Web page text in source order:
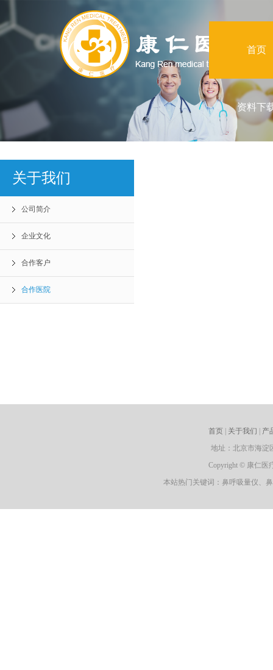
首页
资料下
关于我们
公司简介
企业文化
合作客户
合作医院
首页 | 关于我们 | 产
地址：北京市海淀
Copyright © 康仁医
本站热门关键词：鼻呼吸量仪、